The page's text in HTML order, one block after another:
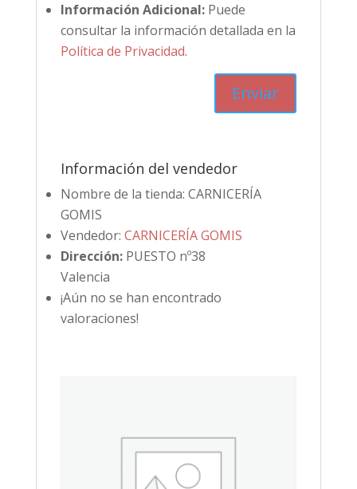
Información Adicional:Puede
consultar la información detallada en la
Política de Privacidad.
Información del vendedor
Nombre de la tienda: CARNICERÍA
GOMIS
Vendedor: CARNICERÍA GOMIS
Dirección: PUESTO nº38
Valencia
¡Aún no se han encontrado
valoraciones!